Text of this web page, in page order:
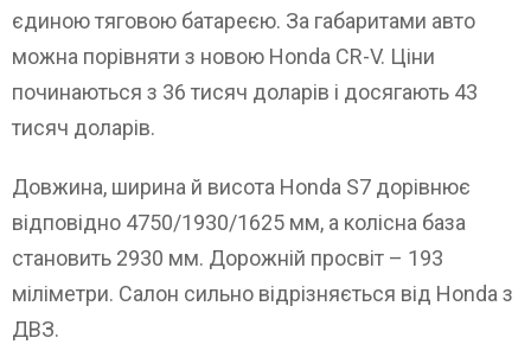
єдиною тяговою батареєю. За габаритами авто
можна порівняти з новою Honda CR-V. Ціни
починаються з 36 тисяч доларів і досягають 43
тисяч доларів.
Довжина, ширина й висота Honda S7 дорівнює
відповідно 4750/1930/1625 мм, а колісна база
становить 2930 мм. Дорожній просвіт – 193
міліметри. Салон сильно відрізняється від Honda з
ДВЗ.